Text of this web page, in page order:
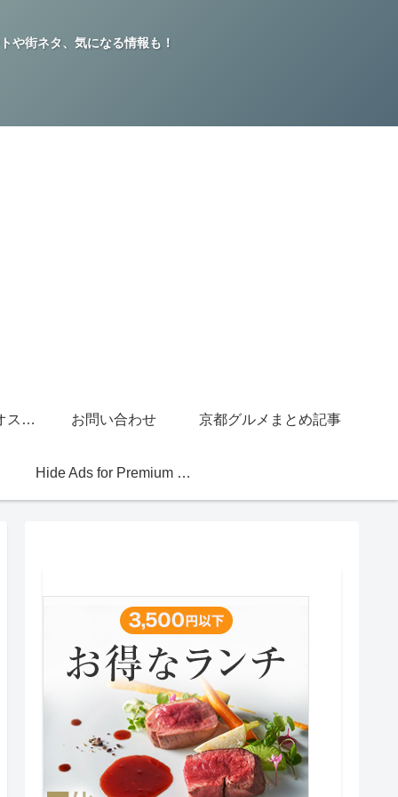
や街ネタ、気になる情報も！
グッチジャパン的オススメ店 お問い合わせ 京都グルメまとめ記事
Hide Ads for Premium Members